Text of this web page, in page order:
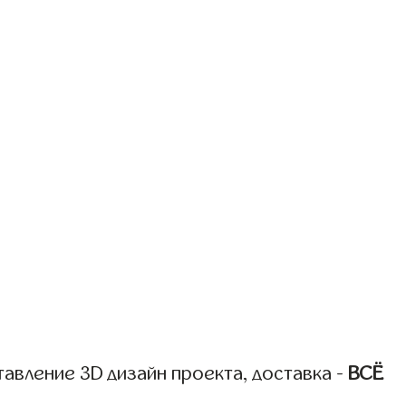
3D дизайн проекта, доставка - ВСЁ